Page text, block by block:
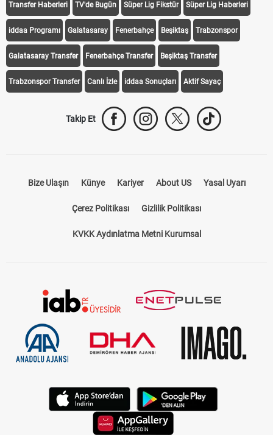
Transfer Haberleri TV'de Bugün Süper Lig Fikstür Süper Lig Haberleri
iddaa Programı Galatasaray Fenerbahçe Beşiktaş Trabzonspor
Galatasaray Transfer Fenerbahçe Transfer Beşiktaş Transfer
Trabzonspor Transfer Canlı İzle iddaa Sonuçları Aktif Sayaç
Takip Et
Bize Ulaşın Künye Kariyer About US Yasal Uyarı
Çerez Politikası Gizlilik Politikası
KVKK Aydınlatma Metni Kurumsal